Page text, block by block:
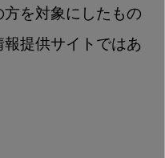
を対象にしたもの
提供サイトではあ